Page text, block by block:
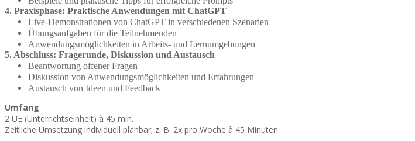
4. Praxisphase: Praktische Anwendungen mit ChatGPT
Live-Demonstrationen von ChatGPT in verschiedenen Szenarien
Übungsaufgaben für die Teilnehmenden
Anwendungsmöglichkeiten in Arbeits- und Lernumgebungen
5. Abschluss: Fragerunde, Diskussion und Austausch
Beantwortung offener Fragen
Diskussion von Anwendungsmöglichkeiten und Erfahrungen
Austausch von Ideen und Feedback
Umfang
2 UE (Unterrichtseinheit) à 45 min.
Zeitliche Umsetzung individuell planbar; z. B. 2x pro Woche à 45 Minuten.